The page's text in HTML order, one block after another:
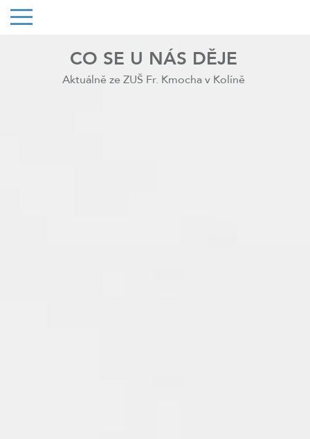
CO SE U NÁS DĚJE
Aktuálně ze ZUŠ Fr. Kmocha v Kolíně